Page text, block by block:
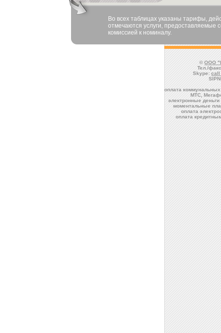
Во всех таблицах указаны тарифы,
отмечаются услуги, предоставляемые
комиссией к номиналу.
©ООО
Тел./
Skype:
оплата
МТС,
электронные
моментальные
оплата
оплата